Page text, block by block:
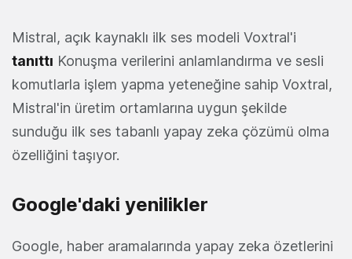
Mistral, açık kaynaklı ilk ses modeli Voxtral'i
tanıttı Konuşma verilerini anlamlandırma ve sesli
komutlarla işlem yapma yeteneğine sahip Voxtral,
Mistral'in üretim ortamlarına uygun şekilde
sunduğu ilk ses tabanlı yapay zeka çözümü olma
özelliğini taşıyor.
Google'daki yenilikler
Google, haber aramalarında yapay zeka özetlerini